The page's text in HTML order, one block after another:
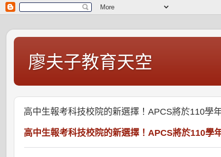
廖夫子教育天空
高中生報考科技校院的新選擇！APCS將於110學
高中生報考科技校院的新選擇！APCS將於110學